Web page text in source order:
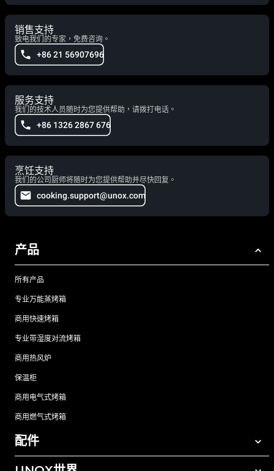
销售支持
致电我们的专家，免费咨询。
+86 21 56907696
服务支持
我们的技术人员随时为您提供帮助，请拨打电话。
+86 1326 2867 676
烹饪支持
我们的公司厨师将随时为您提供帮助并尽快回复。
cooking.support@unox.com
产品
所有产品
专业万能蒸烤箱
商用快速烤箱
专业带湿度对流烤箱
商用热风炉
保温柜
商用电气式烤箱
商用燃气式烤箱
配件